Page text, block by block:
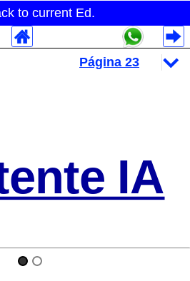
to current Ed.
IA